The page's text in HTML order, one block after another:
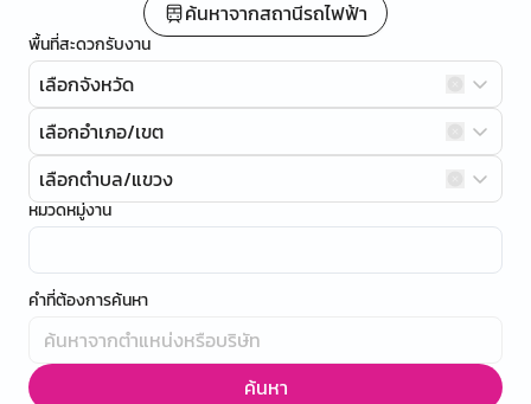
ค้นหาจากสถานีรถไฟฟ้า
พื้นที่สะดวกรับงาน
เลือกจังหวัด
เลือกอำเภอ/เขต
เลือกตำบล/แขวง
หมวดหมู่งาน
คำที่ต้องการค้นหา
ค้นหา